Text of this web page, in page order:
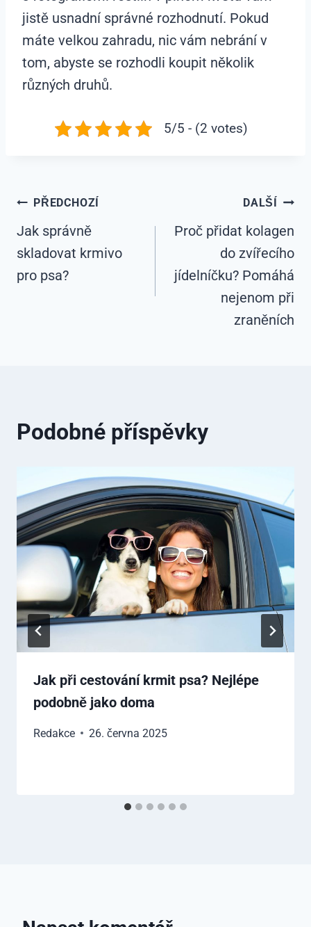
jistě usnadní správné rozhodnutí. Pokud
máte velkou zahradu, nic vám nebrání v
tom, abyste se rozhodli koupit několik
různých druhů.
5/5 - (2 votes)
Navigace
pro
příspěvek
PŘEDCHOZÍ
Jak správně
skladovat krmivo
pro psa?
DALŠÍ
Proč přidat kolagen
do zvířecího
jídelníčku? Pomáhá
nejenom při
zraněních
Podobné příspěvky
Jak při cestování krmit psa? Nejlépe
podobně jako doma
Redakce 26. června 2025